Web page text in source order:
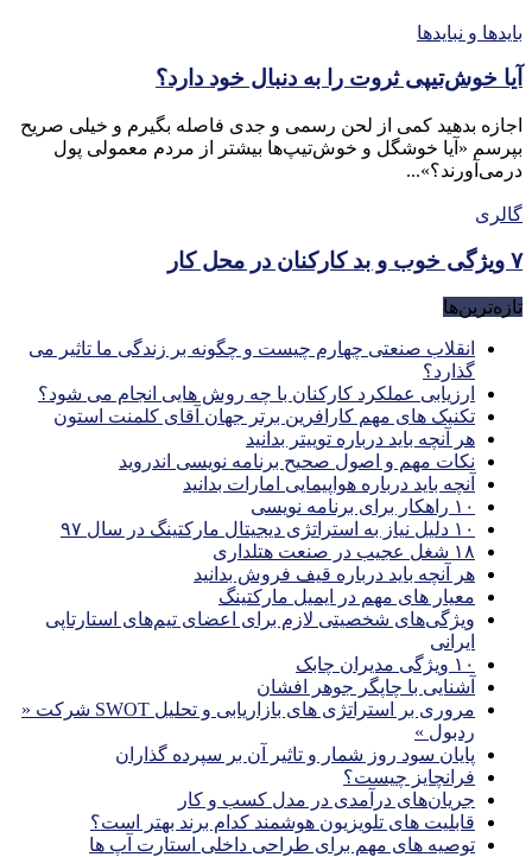
بایدها و نبایدها
آیا خوش‌تیپی ثروت را به دنبال خود دارد؟
اجازه بدهید کمی از لحن رسمی و جدی فاصله بگیرم و خیلی صریح
بپرسم «آیا خوشگل و خوش‌تیپ‌ها بیشتر از مردم معمولی پول
درمی‌آورند؟»...
گالری
۷ ویژگی خوب و بد کارکنان در محل کار
تازه‌ترین‌ها
انقلاب صنعتی چهارم چیست و چگونه بر زندگی ما تاثیر می
گذارد؟
ارزیابی عملکرد کارکنان با چه روش هایی انجام می شود؟
تکنیک های مهم کارافرین برتر جهان آقای کلمنت استون
هر آنچه باید درباره توییتر بدانید
نکات مهم و اصول صحیح برنامه نویسی اندروید
آنچه باید درباره هواپیمایی امارات بدانید
۱۰ راهکار برای برنامه نویسی
۱۰ دلیل نیاز به استراتژی دیجیتال مارکتینگ در سال ۹۷
۱۸ شغل عجیب در صنعت هتلداری
هر آنچه باید درباره قیف فروش بدانید
معیار های مهم در ایمیل مارکتینگ
ویژگی‌های شخصیتی لازم برای اعضای تیم‌های استارتاپی
ایرانی
۱۰ ویژگی مدیران چابک
آشنایی با چاپگر جوهر افشان
مروری بر استراتژی های بازاریابی و تحلیل SWOT شرکت «
ردبول »
پایان سود روز شمار و تاثیر آن بر سپرده گذاران
فرانچایز چیست؟
جریان‌های درآمدی در مدل کسب و کار
قابلیت های تلویزیون هوشمند کدام برند بهتر است؟
توصیه های مهم برای طراحی داخلی استارت آپ‌ ها